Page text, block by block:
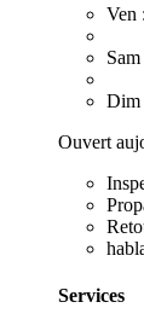
Ven
Dim
Ouvert
Services